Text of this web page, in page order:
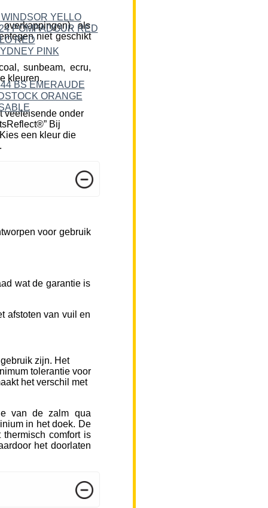
als
niet geschikt
sunbeam, ecru,
kleuren.
veeleisende onder
Bij
een kleur die
voor gebruik
wat de garantie is
afstoten van vuil en
zijn. Het
tolerantie voor
het verschil met
van de zalm qua
in het doek. De
thermisch comfort is
het doorlaten